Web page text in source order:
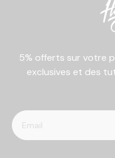
5% offerts sur votre
exclusives et des